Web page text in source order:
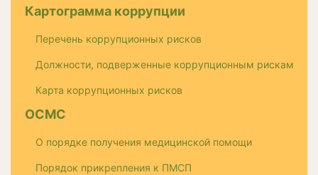
Картограмма коррупции
Перечень коррупционных рисков
Должности, подверженные коррупционным рискам
Карта коррупционных рисков
ОСМС
О порядке получения медицинской помощи
Порядок прикрепления к ПМСП